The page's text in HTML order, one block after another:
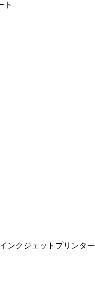
ト
ンクジェットプリンター